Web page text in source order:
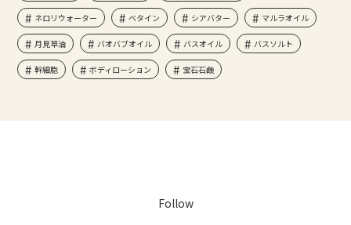
ネロリウォーター ベタイン シアバター マルラオイル
月見草油 バオバブオイル バスオイル バスソルト
幹細胞 ボディローション 宝石石鹸
Follow